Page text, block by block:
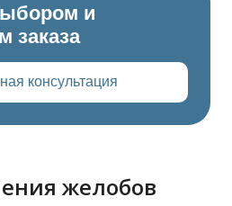
и
заказа
консультация
желобов